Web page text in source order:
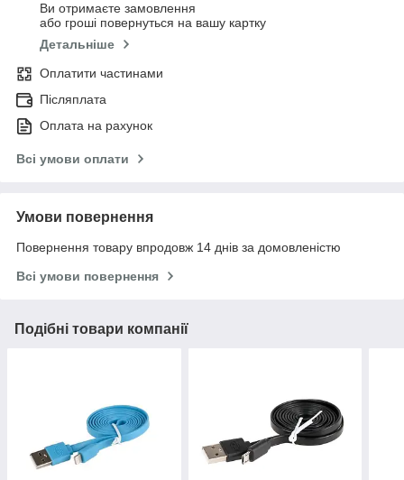
Ви отримаєте замовлення
або гроші повернуться на вашу картку
Детальніше
Оплатити частинами
Післяплата
Оплата на рахунок
Всі умови оплати
Умови повернення
Повернення товару впродовж 14 днів за домовленістю
Всі умови повернення
Подібні товари компанії